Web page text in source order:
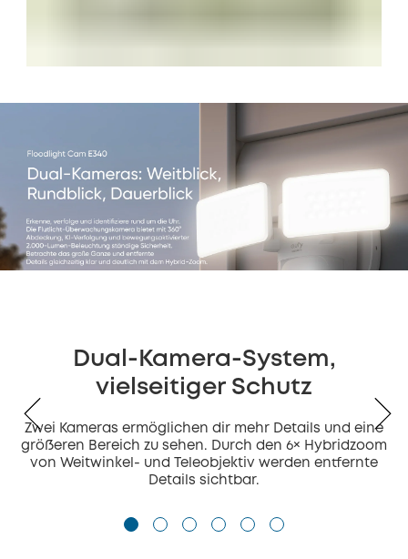
Dual-Kamera-System,
vielseitiger Schutz
Zwei Kameras ermöglichen dir mehr Details und eine
größeren Bereich zu sehen. Durch den 6× Hybridzoom
von Weitwinkel- und Teleobjektiv werden entfernte
Details sichtbar.